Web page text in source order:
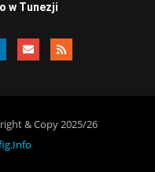
w Tunezji
& Copy 2025/26